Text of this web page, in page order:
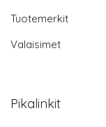
Tuotemerkit
Valaisimet
Pikalinkit